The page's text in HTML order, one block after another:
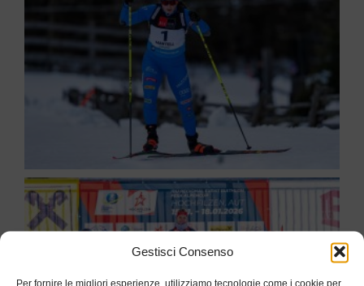
Gestisci Consenso
Per fornire le migliori esperienze, utilizziamo tecnologie come i cookie per